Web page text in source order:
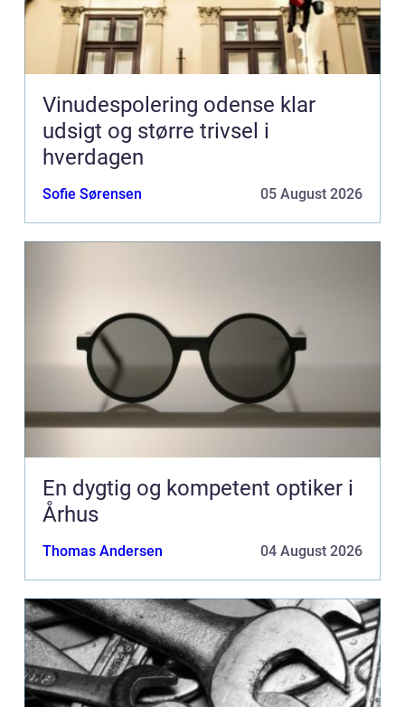
Vinudespolering odense klar
udsigt og større trivsel i
hverdagen
Sofie Sørensen 05 August 2026
En dygtig og kompetent optiker i
Århus
Thomas Andersen 04 August 2026